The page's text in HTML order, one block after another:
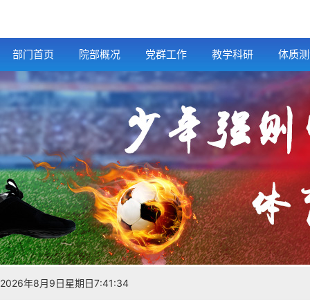
部门首页 院部概况 党群工作 教学科研 体质
2026年8月9日星期日7:41:34